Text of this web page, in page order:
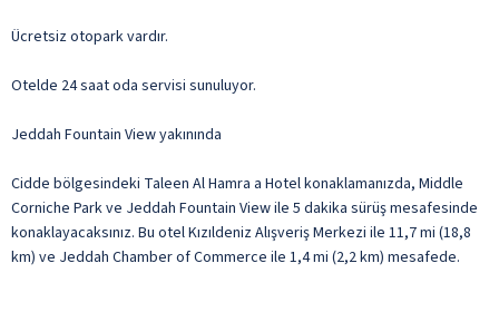
Ücretsiz otopark vardır.
Otelde 24 saat oda servisi sunuluyor.
Jeddah Fountain View yakınında
Cidde bölgesindeki Taleen Al Hamra a Hotel konaklamanızda, Middle
Corniche Park ve Jeddah Fountain View ile 5 dakika sürüş mesafesinde
konaklayacaksınız. Bu otel Kızıldeniz Alışveriş Merkezi ile 11,7 mi (18,8
km) ve Jeddah Chamber of Commerce ile 1,4 mi (2,2 km) mesafede.